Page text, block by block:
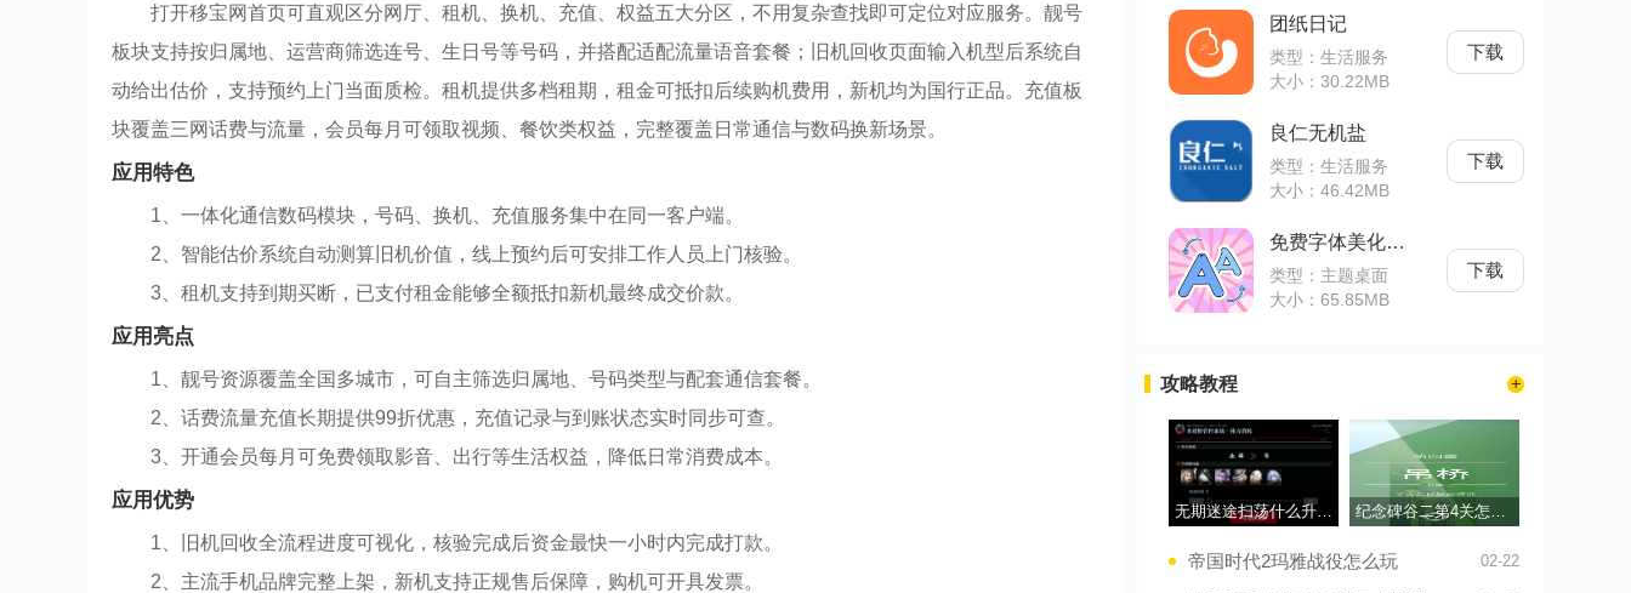
打开移宝网首页可直观区分网厅、租机、换机、充值、权益五大分区，不用复杂查找即可定位对应服务。靓号
板块支持按归属地、运营商筛选连号、生日号等号码，并搭配适配流量语音套餐；旧机回收页面输入机型后系统自
动给出估价，支持预约上门当面质检。租机提供多档租期，租金可抵扣后续购机费用，新机均为国行正品。充值板
块覆盖三网话费与流量，会员每月可领取视频、餐饮类权益，完整覆盖日常通信与数码换新场景。
应用特色
1、一体化通信数码模块，号码、换机、充值服务集中在同一客户端。
2、智能估价系统自动测算旧机价值，线上预约后可安排工作人员上门核验。
3、租机支持到期买断，已支付租金能够全额抵扣新机最终成交价款。
应用亮点
1、靓号资源覆盖全国多城市，可自主筛选归属地、号码类型与配套通信套餐。
2、话费流量充值长期提供99折优惠，充值记录与到账状态实时同步可查。
3、开通会员每月可免费领取影音、出行等生活权益，降低日常消费成本。
应用优势
1、旧机回收全流程进度可视化，核验完成后资金最快一小时内完成打款。
2、主流手机品牌完整上架，新机支持正规售后保障，购机可开具发票。
团纸日记
类型：生活服务
大小：30.22MB
下载
良仁无机盐
类型：生活服务
大小：46.42MB
下载
免费字体美化大师
类型：主题桌面
大小：65.85MB
下载
攻略教程
无期迷途扫荡什么升级快 纪念碑谷二第4关怎么通过
帝国时代2玛雅战役怎么玩 02-22